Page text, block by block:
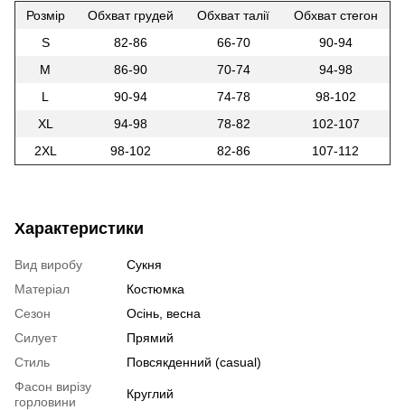
Розмір
Обхват грудей Обхват талії
Обхват стегон
S
82-86 66-70
90-94
M
86-90 70-74
94-98
L
90-94 74-78
98-102
XL
94-98 78-82
102-107
2XL
98-102 82-86 107-112
Характеристики
Вид виробу
Сукня
Матеріал
Костюмка
Сезон
Осінь, весна
Силует
Прямий
Стиль
Повсякденний (casual)
Фасон вирізу
горловини
Круглий